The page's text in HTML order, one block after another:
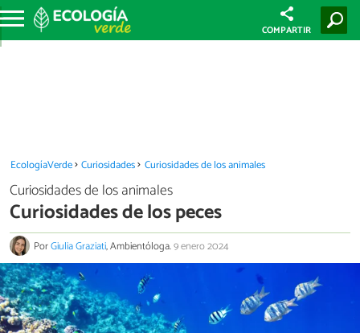
COMPARTIR
EcologíaVerde Curiosidades Curiosidades de los animales
Curiosidades de los animales
Curiosidades de los peces
PorGiulia Graziati, Ambientóloga.9 enero 2024